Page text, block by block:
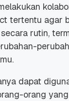
tertentu agar
rutin,
dapat
orang